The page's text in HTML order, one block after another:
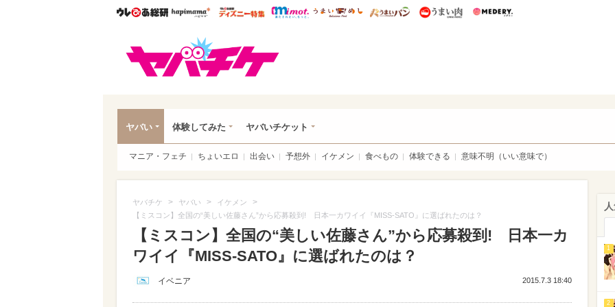
ウレぴあ総研ハピママ* ウレぴあ総研 ディズニー特集
mimot. うまいめし うまいパン うまい肉
ヤバい 体験してみた ヤバいチケット
マニア・フェチ ちょいエロ 出会い 予想外 イケメン 食べもの 体験できる 意味不明（いい意味で）
ヤバチケ > ヤバい > イケメン >
【ミスコン】全国の“美しい佐藤さん”から応募殺到! 日本一カワイイ『MISS-SATO』に選ばれたのは？
【ミスコン】全国の“美しい佐藤さん”から応募殺到! 日本一カ
ワイイ『MISS-SATO』に選ばれたのは？
イベニア 2015.7.3 18:40
1
2